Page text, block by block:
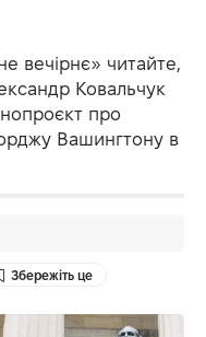
вечірнє» читайте,
Ковальчук
про
Вашингтону в